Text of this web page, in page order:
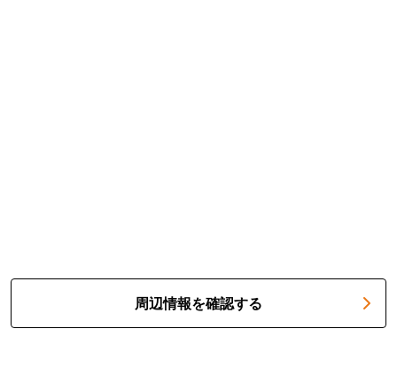
周辺情報を確認する